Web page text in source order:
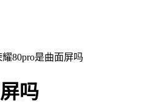
耀80pro是曲面屏吗
吗